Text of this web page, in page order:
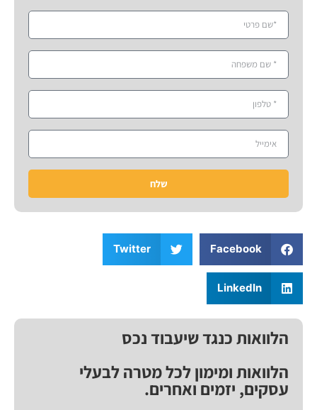
שלח
Facebook
Twitter
LinkedIn
הלוואות כנגד שיעבוד נכס
הלוואות ומימון לכל מטרה לבעלי
עסקים, יזמים ואחרים.